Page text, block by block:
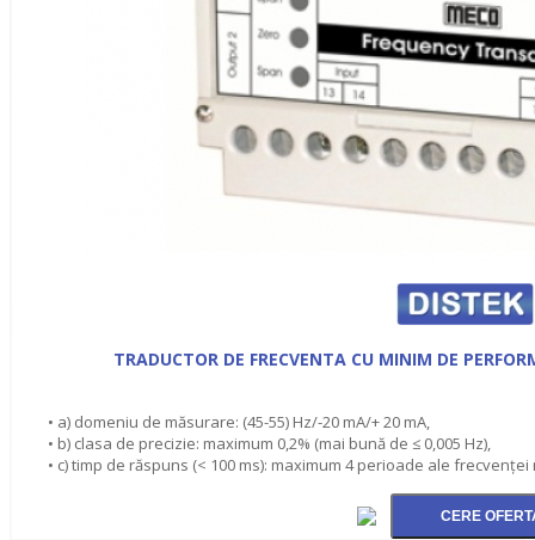
TRADUCTOR DE FRECVENTA CU MINIM DE
• a) domeniu de măsurare: (45-55) Hz/-20 mA/+ 20 mA,
• b) clasa de precizie: maximum 0,2% (mai bună de ≤ 0,005 Hz),
• c) timp de răspuns (< 100 ms): maximum 4 perioade ale frecvenţei